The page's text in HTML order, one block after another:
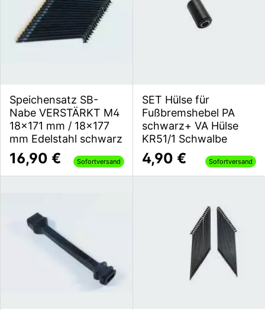
Speichensatz SB-
Nabe VERSTÄRKT M4
18x171 mm / 18x177
mm Edelstahl schwarz
16,90 € Sofortversand
SET Hülse für
Fußbremshebel PA
schwarz+ VA Hülse
KR51/1 Schwalbe
4,90 € Sofortversand